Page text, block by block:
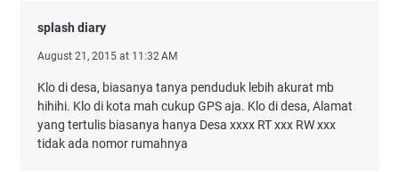
splash diary
August 21, 2015 at 11:32 AM
Klo di desa, biasanya tanya penduduk lebih akurat mb
hihihi. Klo di kota mah cukup GPS aja. Klo di desa, Alamat
yang tertulis biasanya hanya Desa xxxx RT xxx RW xxx
tidak ada nomor rumahnya